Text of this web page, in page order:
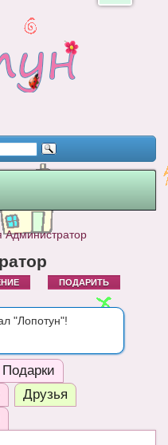
Администратор
ПОДАРИТЬ
"Лопотун"!
Подарки
Друзья